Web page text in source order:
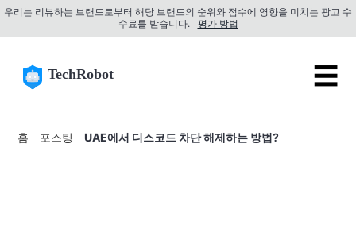
우리는 리뷰하는 브랜드로부터 해당 브랜드의 순위와 점수에 영향을 미치는 광고 수
수료를 받습니다.
평가 방법
TechRobot ☰
홈 포스팅 UAE에서 디스코드 차단 해제하는 방법?